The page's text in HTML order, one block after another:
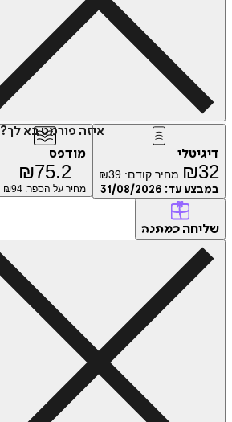
איזה פורמט בא לך?
דיגיטלי
₪32 מחיר קודם: ₪39
במבצע עד: 31/08/2026
מודפס
₪75.2
מחיר על הספר: ₪ 94
שליחה כמתנה